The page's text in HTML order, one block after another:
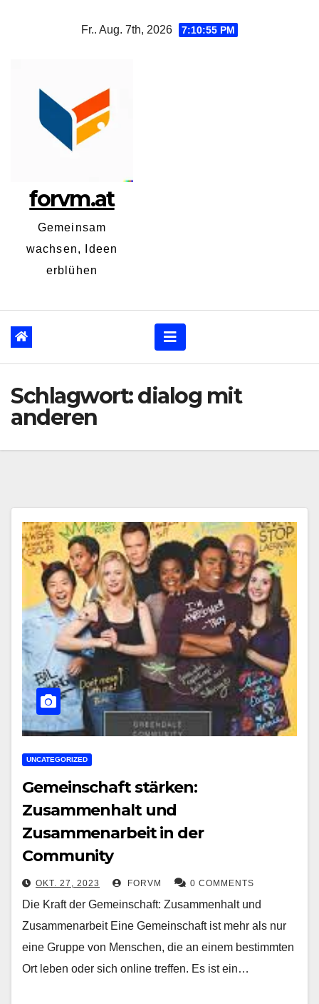
Fr.. Aug. 7th, 2026 7:10:56 PM
forvm.at
Gemeinsam
wachsen, Ideen
erblühen
Schlagwort:dialog mit
anderen
UNCATEGORIZED
Gemeinschaft stärken:
Zusammenhalt und
Zusammenarbeit in der
Community
OKT. 27, 2023 FORVM 0 COMMENTS
Die Kraft der Gemeinschaft: Zusammenhalt und
Zusammenarbeit Eine Gemeinschaft ist mehr als nur
eine Gruppe von Menschen, die an einem bestimmten
Ort leben oder sich online treffen. Es ist ein…